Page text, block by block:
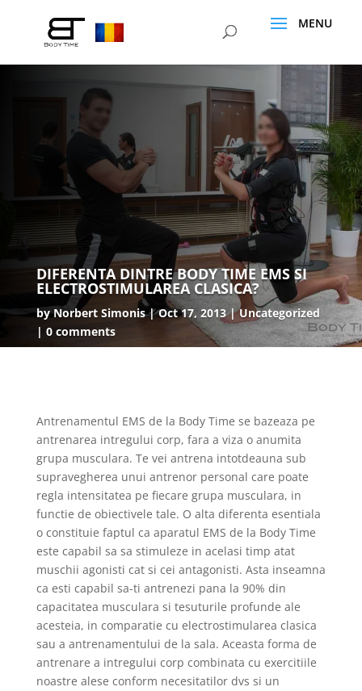
DIFERENTA DINTRE BODY TIME EMS SI
ELECTROSTIMULAREA CLASICA?
byNorbert Simonis Oct 17, 2013
Uncategorized
0 comments
Antrenamentul EMS de la Body Time se bazeaza pe
antrenarea intregului corp, fara a viza o anumita
grupa musculara. Te vei antrena intotdeauna sub
supravegherea unui antrenor personal care poate
regla intensitatea pe fiecare grupa musculara, in
functie de obiectivele tale. O alta diferenta esentiala
o constituie faptul ca aparatul EMS de la Body Time
este capabil sa sa stimuleze in acelasi timp atat
muschii agonisti cat si cei antagonisti. Asta inseamna
ca esti capabil sa-ti antrenezi pana la 90% din
capacitatea musculara si tesuturile profunde ale
acesteia, in comparatie cu electrostimularea clasica
sau a antrenamentului de la sala. Aceasta forma de
antrenare a intregului corp combinata cu exercitiile
noastre alese conform necesitatilor dvs si un